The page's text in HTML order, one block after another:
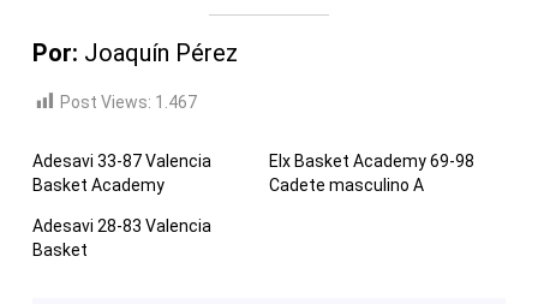
Por: Joaquín Pérez
Post Views: 1.467
Adesavi 33-87 Valencia
Basket Academy
Elx Basket Academy 69-98
Cadete masculino A
Adesavi 28-83 Valencia
Basket